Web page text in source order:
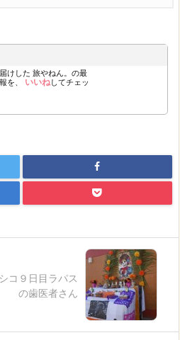
けした 旅やねん。の最
を、
いいねしてチェッ
コ９日目ラパス
の歯医者さん